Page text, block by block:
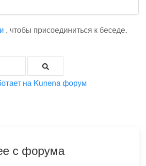
, чтобы присоединиться к беседе.
на Kunena форум
с форума